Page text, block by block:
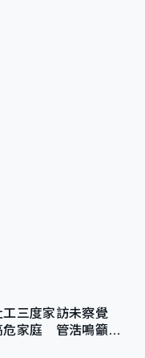
工三度家訪未察覺
危家庭 管浩鳴籲加